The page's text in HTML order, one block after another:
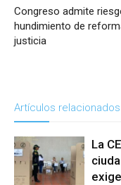
Congreso admite
hundimiento de
justicia
Artículos relacionados
La